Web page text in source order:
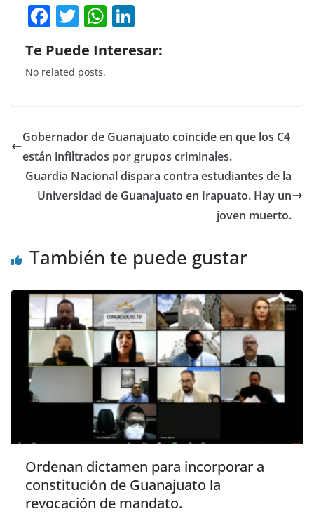
F
a
c
e
o
o
k
T
w
itt
er
W
h
at
p
p
k
n
Te Puede Interesar:
No related posts.
Gobernador de Guanajuato coincide en que los C4
están infiltrados por grupos criminales.
Guardia Nacional dispara contra estudiantes de la
Universidad de Guanajuato en Irapuato. Hay un
joven muerto.
También te puede gustar
Ordenan dictamen para incorporar a
constitución de Guanajuato la
revocación de mandato.